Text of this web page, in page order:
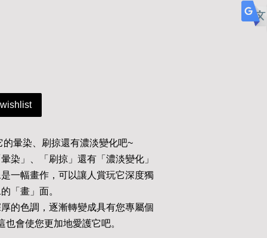
暈染、刷掠還有濃淡變化吧~
染」、「刷掠」還有「濃淡變化」
一幅畫作，可以讓人賞玩它深度獨
「畫」面。
的色調，逐漸轉變成具有您專屬個
會使您更加地愛護它吧。